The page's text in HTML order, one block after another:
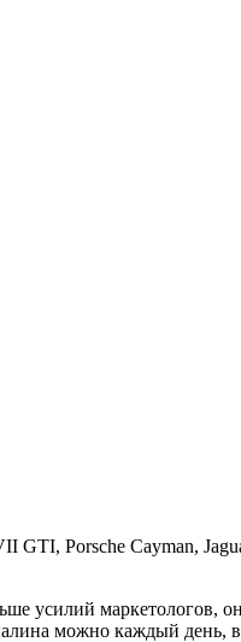
GTI, Porsche Cayman,
усилий маркетологов,
можно каждый день,